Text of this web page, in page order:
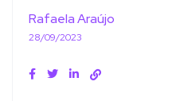
Rafaela Araújo
28/09/2023